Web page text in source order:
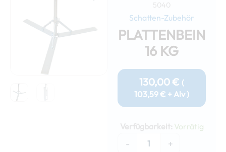
5040
Schatten-Zubehör
PLATTENBEIN
16 KG
130,00 € (
103,59€ + Alv )
Verfügbarkeit: Vorrätig
-
16
kg
+